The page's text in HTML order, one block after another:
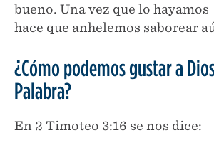
bueno. Una vez que lo
hace que anhelemos saborear
¿Cómo podemos gustar a
Palabra?
En 2 Timoteo 3:16 se nos dice: